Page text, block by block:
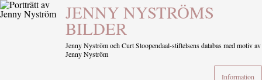
JENNY NYSTRÖMS
BILDER
Jenny Nyström och Curt Stoopendaal-stiftelsens databas med motiv av
Jenny Nyström
Information